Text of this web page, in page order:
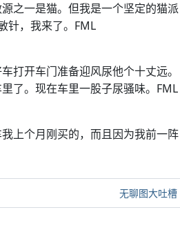
之一是猫。但我是一个坚定的猫派
针，我来了。FML
打开车门准备迎风尿他个十丈远。
了。现在车里一股子尿骚味。FML
上个月刚买的，而且因为我前一阵
无聊图大吐槽